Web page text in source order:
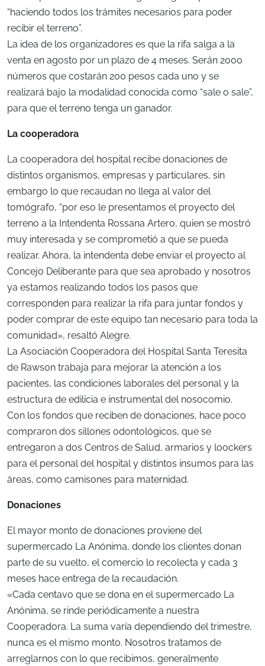
“haciendo todos los trámites necesarios para poder
recibir el terreno”.
La idea de los organizadores es que la rifa salga a la
venta en agosto por un plazo de 4 meses. Serán 2000
números que costarán 200 pesos cada uno y se
realizará bajo la modalidad conocida como “sale o sale”,
para que el terreno tenga un ganador.
La cooperadora
La cooperadora del hospital recibe donaciones de
distintos organismos, empresas y particulares, sin
embargo lo que recaudan no llega al valor del
tomógrafo, “por eso le presentamos el proyecto del
terreno a la Intendenta Rossana Artero, quien se mostró
muy interesada y se comprometió a que se pueda
realizar. Ahora, la intendenta debe enviar el proyecto al
Concejo Deliberante para que sea aprobado y nosotros
ya estamos realizando todos los pasos que
corresponden para realizar la rifa para juntar fondos y
poder comprar de este equipo tan necesario para toda la
comunidad», resaltó Alegre.
La Asociación Cooperadora del Hospital Santa Teresita
de Rawson trabaja para mejorar la atención a los
pacientes, las condiciones laborales del personal y la
estructura de edilicia e instrumental del nosocomio.
Con los fondos que reciben de donaciones, hace poco
compraron dos sillones odontológicos, que se
entregaron a dos Centros de Salud, armarios y loockers
para el personal del hospital y distintos insumos para las
áreas, como camisones para maternidad.
Donaciones
El mayor monto de donaciones proviene del
supermercado La Anónima, donde los clientes donan
parte de su vuelto, el comercio lo recolecta y cada 3
meses hace entrega de la recaudación.
«Cada centavo que se dona en el supermercado La
Anónima, se rinde periódicamente a nuestra
Cooperadora. La suma varía dependiendo del trimestre,
nunca es el mismo monto. Nosotros tratamos de
arreglarnos con lo que recibimos, generalmente